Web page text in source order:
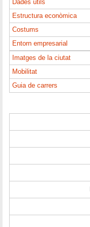
Dades útils
Estructura econòmica
Costums
Entorn empresarial
Imatges de la ciutat
Mobilitat
Guia de carrers